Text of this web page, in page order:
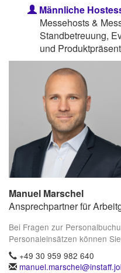
Männliche
Messehosts &
Standbetreuung,
und
Manuel Marschel
Ansprechpartner für
Bei Fragen zur
Personaleinsätzen können
+49 30 959 982 640